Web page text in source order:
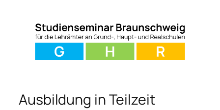
Ausbildung in Teilzeit